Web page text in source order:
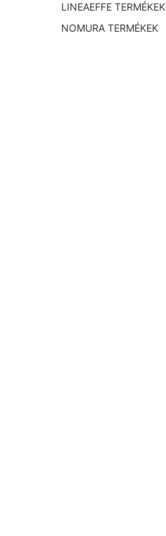
LINEAEFFE TERMÉKEK
NOMURA TERMÉKEK